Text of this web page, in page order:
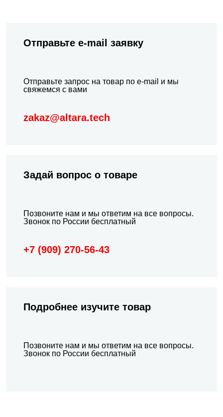
Отправьте e-mail заявку
Отправьте запрос на товар по e-mail и мы
свяжемся с вами
zakaz@altara.tech
Задай вопрос о товаре
Позвоните нам и мы ответим на все вопросы.
Звонок по России бесплатный
+7 (909) 270-56-43
Подробнeе изучите товар
Позвоните нам и мы ответим на все вопросы.
Звонок по России бесплатный